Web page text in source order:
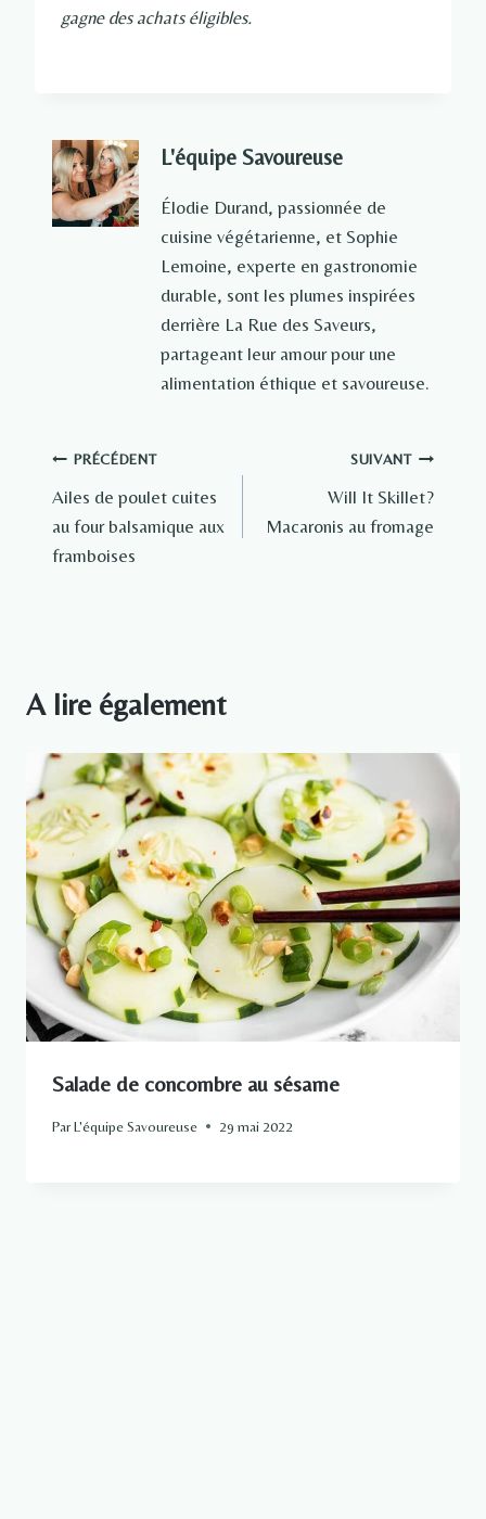
gagne des achats éligibles.
L'équipe Savoureuse
Élodie Durand, passionnée de
cuisine végétarienne, et Sophie
Lemoine, experte en gastronomie
durable, sont les plumes inspirées
derrière La Rue des Saveurs,
partageant leur amour pour une
alimentation éthique et savoureuse.
Navigation
de
l’article
PRÉCÉDENT
Ailes de poulet cuites
au four balsamique aux
framboises
SUIVANT
Will It Skillet?
Macaronis au fromage
A lire également
Salade de concombre au sésame
ParL'équipe Savoureuse 29 mai 2022